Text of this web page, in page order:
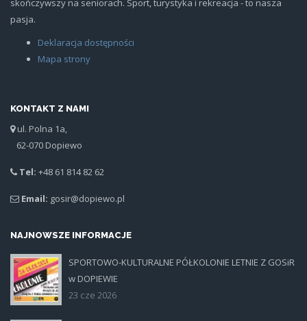
skończywszy na seniorach. Sport, turystyka i rekreacja - to nasza
pasja.
Deklaracja dostępności
Mapa strony
KONTAKT Z NAMI
ul. Polna 1a,
62-070 Dopiewo
Tel: +48 61 814 82 62
Email: gosir@dopiewo.pl
NAJNOWSZE INFORMACJE
plakat.jpg
SPORTOWO-KULTURALNE PÓŁKOLONIE LETNIE Z GOSiR
w DOPIEWIE
23 cze 2026